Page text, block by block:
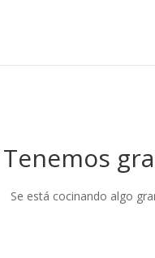
Tenemos
Se está cocinando algo